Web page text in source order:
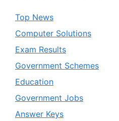
Top News
Computer Solutions
Exam Results
Government Schemes
Education
Government Jobs
Answer Keys